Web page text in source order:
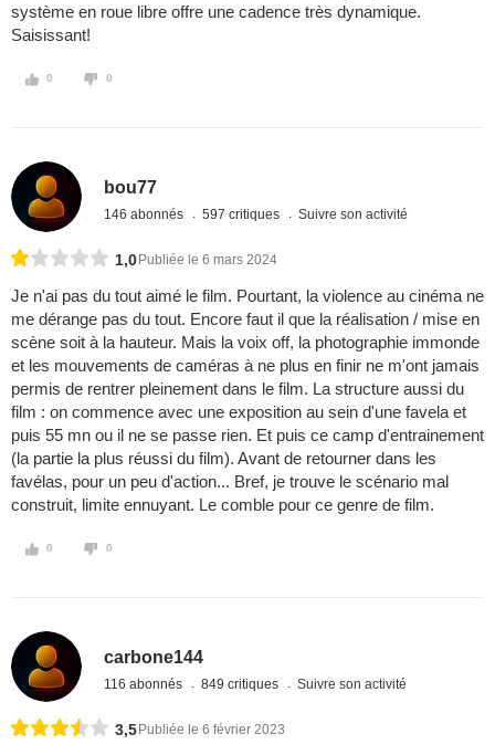
système en roue libre offre une cadence très dynamique.
Saisissant!
0 0
bou77
146 abonnés 597 critiques Suivre son activité
1,0 Publiée le 6 mars 2024
Je n'ai pas du tout aimé le film. Pourtant, la violence au cinéma ne
me dérange pas du tout. Encore faut il que la réalisation / mise en
scène soit à la hauteur. Mais la voix off, la photographie immonde
et les mouvements de caméras à ne plus en finir ne m'ont jamais
permis de rentrer pleinement dans le film. La structure aussi du
film : on commence avec une exposition au sein d'une favela et
puis 55 mn ou il ne se passe rien. Et puis ce camp d'entrainement
(la partie la plus réussi du film). Avant de retourner dans les
favélas, pour un peu d'action... Bref, je trouve le scénario mal
construit, limite ennuyant. Le comble pour ce genre de film.
0 0
carbone144
116 abonnés 849 critiques Suivre son activité
3,5 Publiée le 6 février 2023